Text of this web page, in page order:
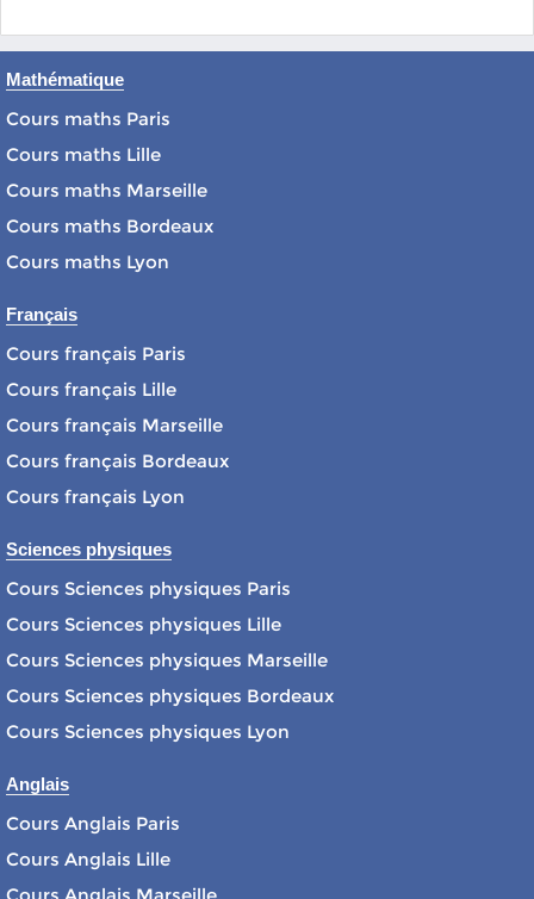
Mathématique
Cours maths Paris
Cours maths Lille
Cours maths Marseille
Cours maths Bordeaux
Cours maths Lyon
Français
Cours français Paris
Cours français Lille
Cours français Marseille
Cours français Bordeaux
Cours français Lyon
Sciences physiques
Cours Sciences physiques Paris
Cours Sciences physiques Lille
Cours Sciences physiques Marseille
Cours Sciences physiques Bordeaux
Cours Sciences physiques Lyon
Anglais
Cours Anglais Paris
Cours Anglais Lille